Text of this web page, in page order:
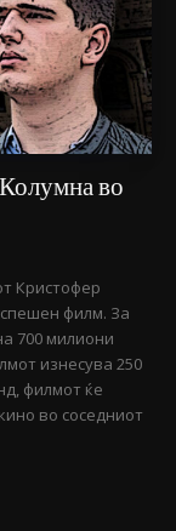
во
Кристофер
филм. За
700 милиони
изнесува 250
филмот ќе